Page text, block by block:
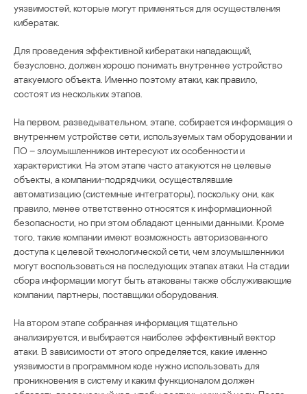
уязвимостей, которые могут применяться для осуществления
кибератак.
Для проведения эффективной кибератаки нападающий,
безусловно, должен хорошо понимать внутреннее устройство
атакуемого объекта. Именно поэтому атаки, как правило,
состоят из нескольких этапов.
На первом, разведывательном, этапе, собирается информация о
внутреннем устройстве сети, используемых там оборудовании и
ПО – злоумышленников интересуют их особенности и
характеристики. На этом этапе часто атакуются не целевые
объекты, а компании-подрядчики, осуществлявшие
автоматизацию (системные интеграторы), поскольку они, как
правило, менее ответственно относятся к информационной
безопасности, но при этом обладают ценными данными. Кроме
того, такие компании имеют возможность авторизованного
доступа к целевой технологической сети, чем злоумышленники
могут воспользоваться на последующих этапах атаки. На стадии
сбора информации могут быть атакованы также обслуживающие
компании, партнеры, поставщики оборудования.
На втором этапе собранная информация тщательно
анализируется, и выбирается наиболее эффективный вектор
атаки. В зависимости от этого определяется, какие именно
уязвимости в программном коде нужно использовать для
проникновения в систему и каким функционалом должен